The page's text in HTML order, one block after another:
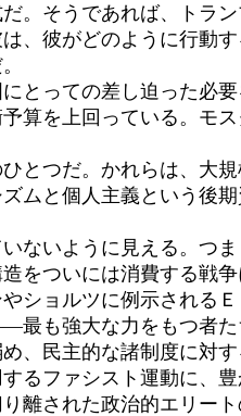
そうであれば、トラ
彼がどのように行動
っての差し迫った必
算を上回っている。モ
つだ。かれらは、大
ムと個人主義という後
いように見える。つ
をついには消費する戦
ョルツに例示される
も強大な力をもつ者
民主的な諸制度に対
るファシスト運動に、豊
された政治的エリー